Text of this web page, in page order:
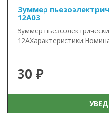
Зуммер
12A03
Зуммер
30 ₽